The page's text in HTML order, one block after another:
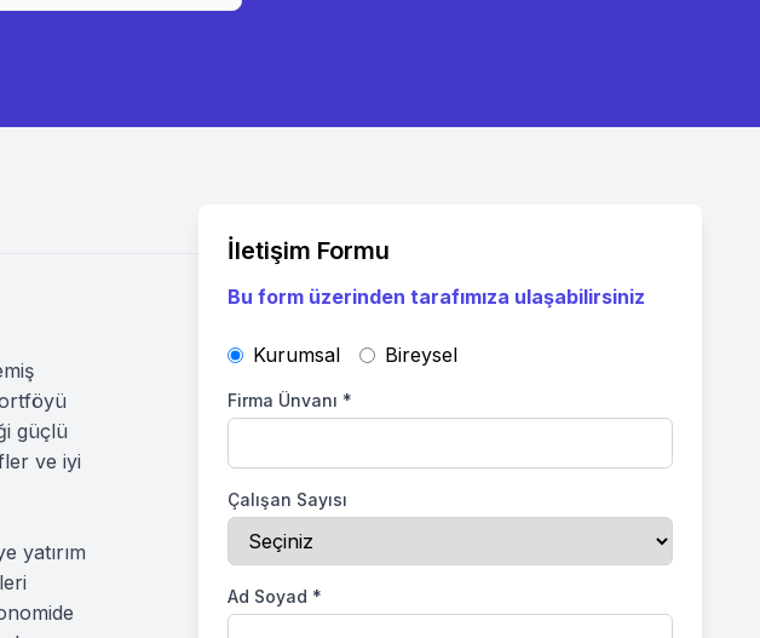
güçlü
ve iyi
yatırım
İletişim Formu
Bu form üzerinden tarafımıza ulaşabilirsiniz
Kurumsal Bireysel
Firma Ünvanı *
Çalışan Sayısı
Ad Soyad *